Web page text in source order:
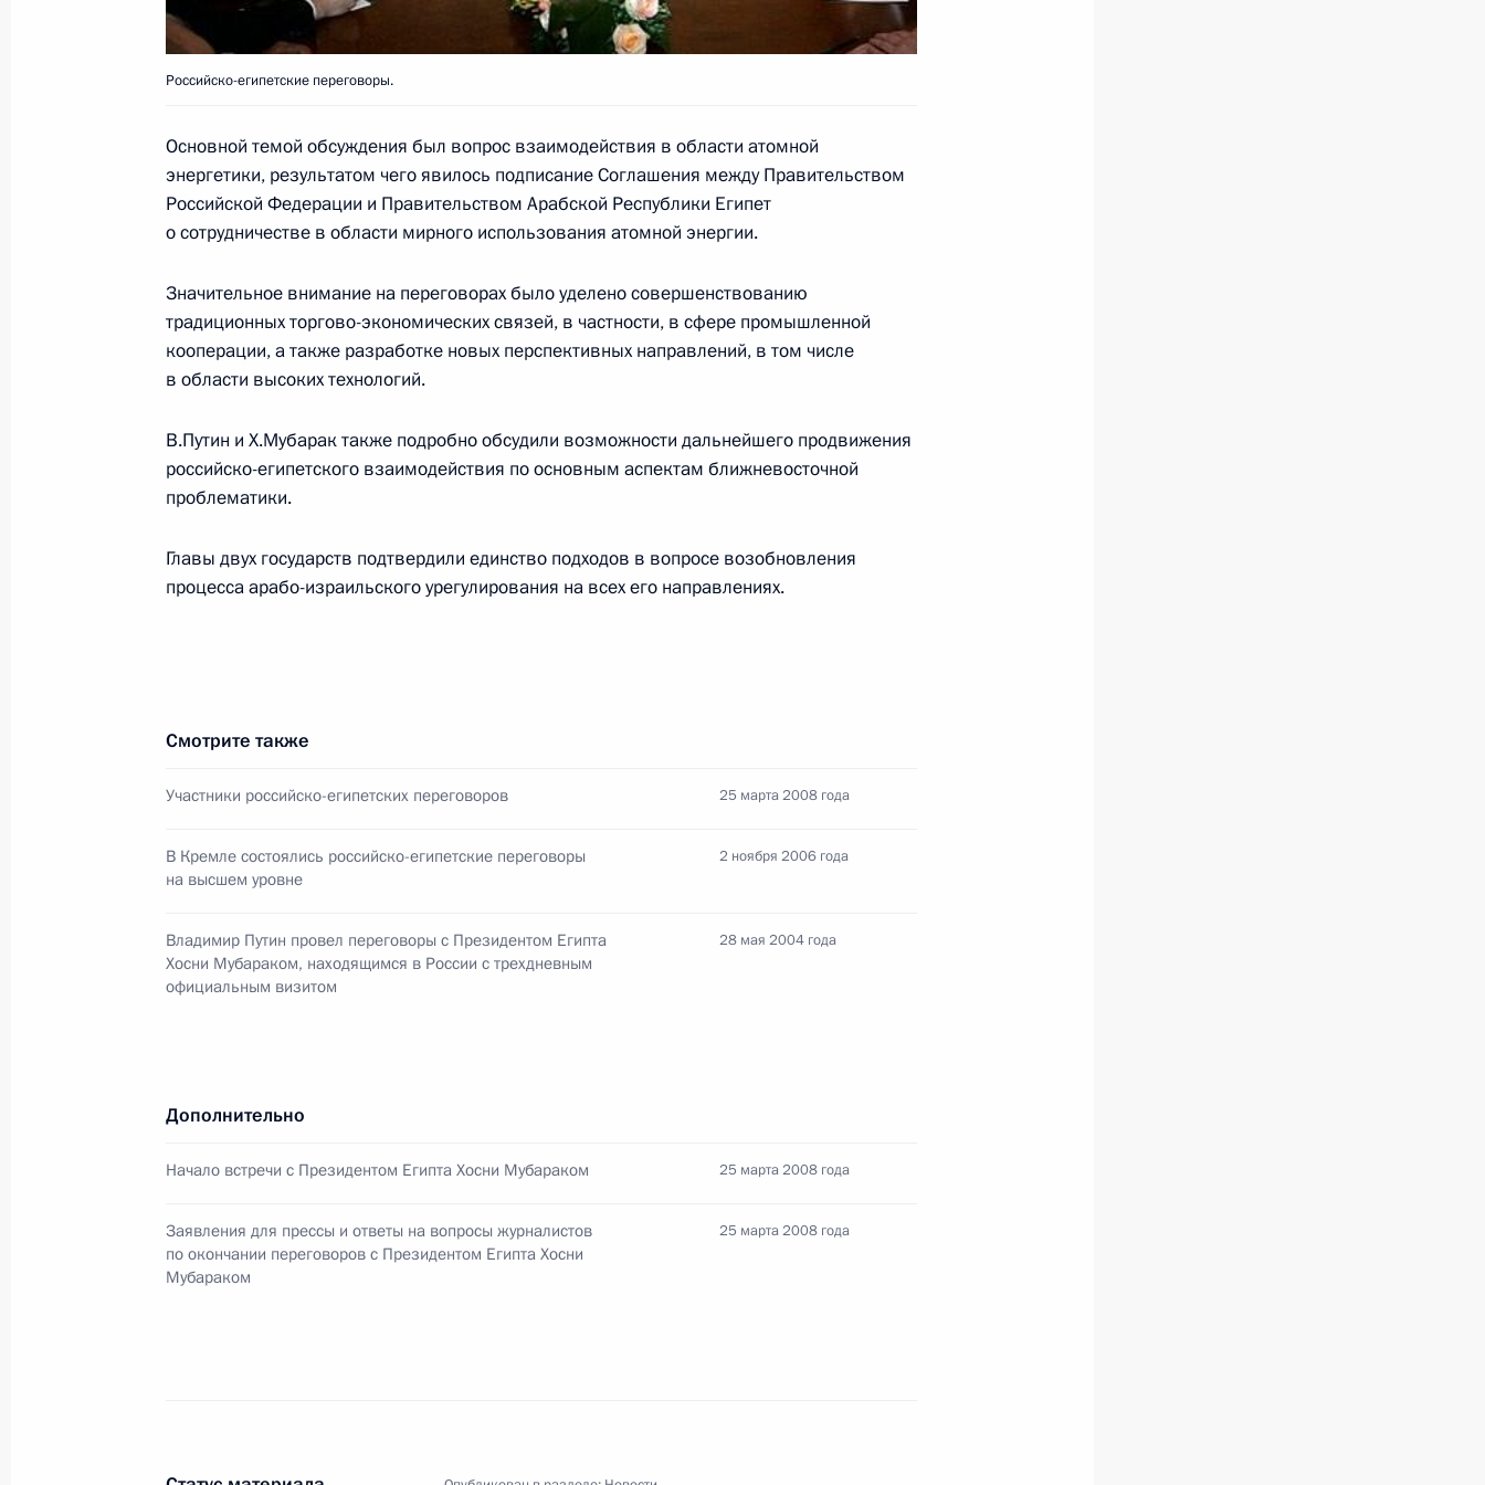
25 марта 2008 года, 19:00
Арабской Республики Египет Хосни Мубараком
25 марта 2008 года, 18:17
Владимир Путин встретился с Президентом Египета Хосни
Мубараком
25 марта 2008 года, 16:30 Ново-Огарёво
Владимир Путин внёс изменения в Положение о порядке
прохождения военной службы, утверждённое Указом Президента
Российской Федерации от 16 сентября 1999 года №1237
25 марта 2008 года, 15:50
достижений, подготовке и проведению XXII зимних Олимпийских
25 марта 2008 года, 15:40
Гавриила Бузенкова со столетним юбилеем
25 марта 2008 года, 15:30
Министра по делам гражданской обороны, чрезвычайным
25 марта 2008 года, 15:20
Владимир Путин поздравил деятелей культуры
Российско-египетские переговоры.
Основной темой обсуждения был вопрос взаимодействия в области атомной
энергетики, результатом чего явилось подписание Соглашения между Правительством
Российской Федерации и Правительством Арабской Республики Египет
о сотрудничестве в области мирного использования атомной энергии.
Значительное внимание на переговорах было уделено совершенствованию
традиционных торгово-экономических связей, в частности, в сфере промышленной
кооперации, а также разработке новых перспективных направлений, в том числе
в области высоких технологий.
В.Путин и Х.Мубарак также подробно обсудили возможности дальнейшего продвижения
российско-египетского взаимодействия по основным аспектам ближневосточной
проблематики.
Главы двух государств подтвердили единство подходов в вопросе возобновления
процесса арабо-израильского урегулирования на всех его направлениях.
Смотрите также
Участники российско-египетских переговоров 25 марта 2008 года
В Кремле состоялись российско-египетские переговоры
на высшем уровне
2 ноября 2006 года
Владимир Путин провел переговоры с Президентом Египта
Хосни Мубараком, находящимся в России с трехдневным
официальным визитом
28 мая 2004 года
Дополнительно
Начало встречи с Президентом Египта Хосни Мубараком 25 марта 2008 года
Заявления для прессы и ответы на вопросы журналистов
по окончании переговоров с Президентом Египта Хосни
Мубараком
25 марта 2008 года